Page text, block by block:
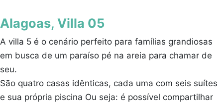
Alagoas, Villa 05
A villa 5 é o cenário perfeito para famílias grandiosas
em busca de um paraíso pé na areia para chamar de
seu.
São quatro casas idênticas, cada uma com seis suítes
e sua própria piscina Ou seja: é possível compartilhar